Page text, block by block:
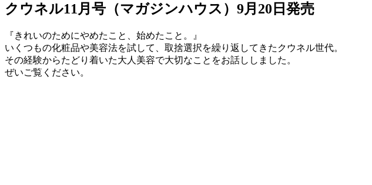
クウネル11月号（マガジンハウス）9月20日発売
『きれいのためにやめたこと、始めたこと。』
いくつもの化粧品や美容法を試して、取捨選択を繰り返してきたクウネル世代。
その経験からたどり着いた大人美容で大切なことをお話ししました。
ぜいご覧ください。